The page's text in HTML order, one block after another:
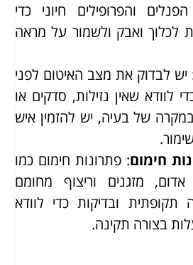
והפרופילים חיוני כדי
לכלוך ואבק ולשמור על מראה
יש לבדוק את מצב האיטום לפני
לוודא שאין נזילות, סדקים או
של בעיה, יש להזמין איש
חימום: פתרונות חימום כמו
אדום, מזגנים וריצוף מחומם
תקופתית ובדיקות כדי לוודא
בצורה תקינה.